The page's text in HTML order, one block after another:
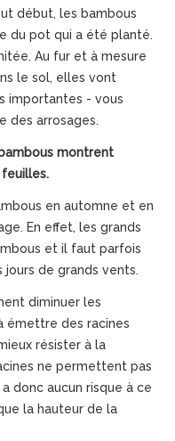
début, les bambous
du pot qui a été planté.
Au fur et à mesure
le sol, elles vont
importantes - vous
des arrosages.
montrent
feuilles.
en automne et en
En effet, les grands
et il faut parfois
jours de grands vents.
diminuer les
émettre des racines
résister à la
ne permettent pas
a donc aucun risque à ce
la hauteur de la